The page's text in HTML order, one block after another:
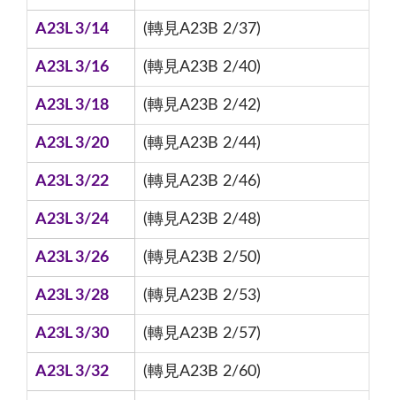
A23L 3/14 (轉見A23B 2/37)
A23L 3/16 (轉見A23B 2/40)
A23L 3/18 (轉見A23B 2/42)
A23L 3/20 (轉見A23B 2/44)
A23L 3/22 (轉見A23B 2/46)
A23L 3/24 (轉見A23B 2/48)
A23L 3/26 (轉見A23B 2/50)
A23L 3/28 (轉見A23B 2/53)
A23L 3/30 (轉見A23B 2/57)
A23L 3/32 (轉見A23B 2/60)